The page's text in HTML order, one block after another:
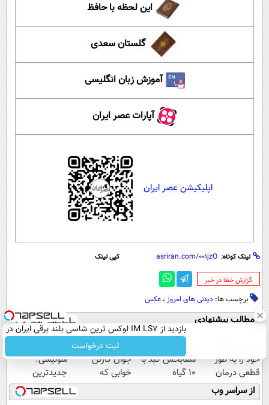
این لحظه با حافظ
گلستان سعدی
آموزش زبان انگلیسی
آپارات عصر ایران
اپلیکیشن عصر ایران
لینک کوتاه: کپی لینک
‌گزارش خطا در خبر
برچسب ها: دیدنی های امروز ، عکس
مطالب پیشنهادی
خود را به طور
قطعی درمان
کنید!
◗پرسش‌نامه◖
شفابخش کبد با
10 گیاه
موثر(تخفیف تا
امشب)
ویدیو هولناک از
جوان کارتن
خوابی که
میلیاردر شد.
آموزش رایگان
سوئیسی:
جدیدترین
فناوری اروپا،
سبک و مقاوم |
از سراسر وب
بازدید از IM LS7 لوکس ترین شاسی بلند برقی ایران در
باشگاه انقلاب
ثبت درخواست